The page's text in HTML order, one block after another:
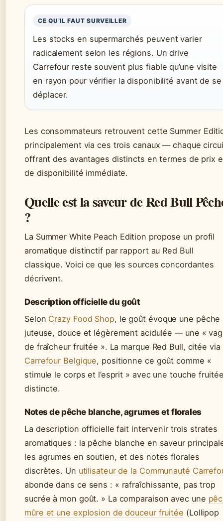
CE QU’IL FAUT SURVEILLER
Les stocks en supermarchés peuvent varier
radicalement selon les régions. Un drive
Carrefour reste souvent plus fiable qu’une visite
en rayon pour vérifier la disponibilité avant de se
déplacer.
Les consommateurs retrouvent cette Summer
principalement via ces trois canaux — chaque
offrant des avantages distincts en termes de prix
de disponibilité immédiate.
Quelle est la saveur de Red Bull
?
La Summer White Peach Edition propose un profil
aromatique distinctif par rapport au Red Bull
classique. Voici ce que les sources concordantes
décrivent.
Description officielle du goût
Selon Crazy Food Shop, le goût évoque une pêche
juteuse, douce et légèrement acidulée — une «
de fraîcheur fruitée ». La marque Red Bull, citée via
Carrefour Belgique, positionne ce goût comme «
stimule le corps et l’esprit » avec une touche
distincte.
Notes de pêche blanche, agrumes et florales
La description officielle fait intervenir trois strates
aromatiques : la pêche blanche en saveur
les agrumes en soutien, et des notes florales
discrètes. Un utilisateur de la Communauté
abonde dans ce sens : « rafraîchissante, pas trop
sucrée à mon goût. » La comparaison avec une
mûre et une explosion de douceur fruitée (Lollipop